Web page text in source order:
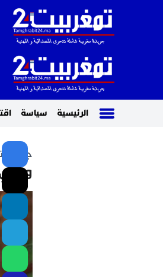
الرئيسية سياسة
جريدة